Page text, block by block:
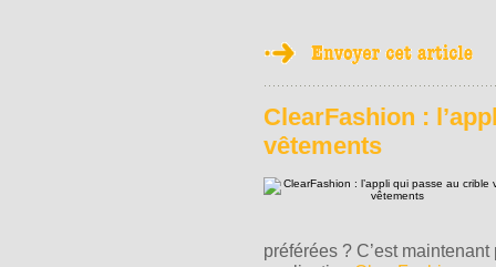
ClearFashion :
vêtements
préférées ? C’est